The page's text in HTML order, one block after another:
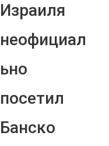
Израиля
неофициал
ьно
посетил
Банско